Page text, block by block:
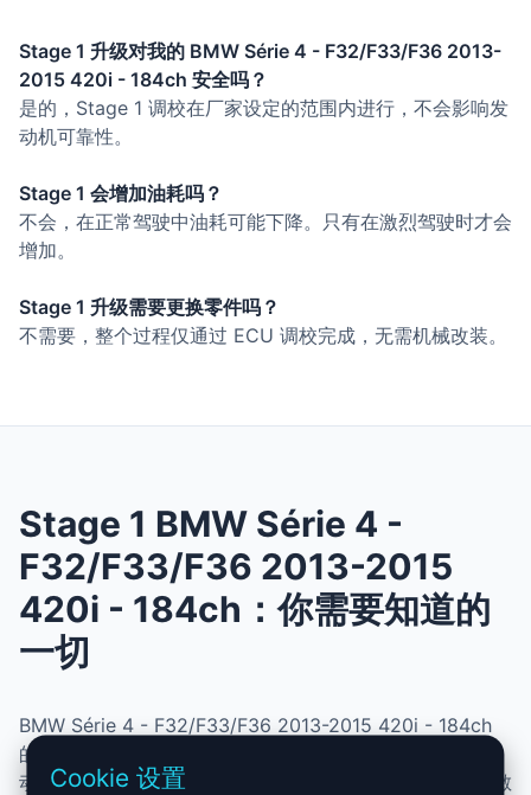
Stage 1 升级对我的 BMW Série 4 - F32/F33/F36 2013-
2015 420i - 184ch 安全吗？
是的，Stage 1 调校在厂家设定的范围内进行，不会影响发
动机可靠性。
Stage 1 会增加油耗吗？
不会，在正常驾驶中油耗可能下降。只有在激烈驾驶时才会
增加。
Stage 1 升级需要更换零件吗？
不需要，整个过程仅通过 ECU 调校完成，无需机械改装。
Stage 1 BMW Série 4 -
F32/F33/F36 2013-2015
420i - 184ch：你需要知道的
一切
BMW Série 4 - F32/F33/F36 2013-2015 420i - 184ch
的 Stage 1 升级结合了性能、安全与简便性。无需机械改
动，即可提升动力、扭矩并优化油耗。非常适合追求更灵敏
Cookie 设置